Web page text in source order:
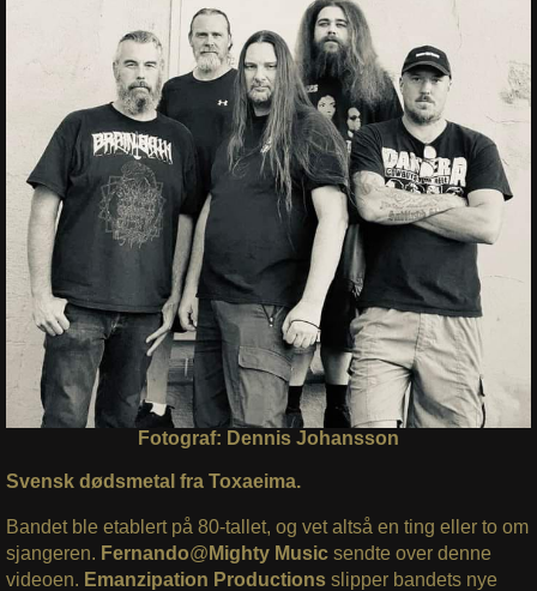
Fotograf: Dennis Johansson
Svensk dødsmetal fra Toxaeima.
Bandet ble etablert på 80-tallet, og vet altså en ting eller to om
sjangeren. Fernando@ Mighty Musicsendte over denne
videoen. Emanzipation Productionsslipper bandets nye